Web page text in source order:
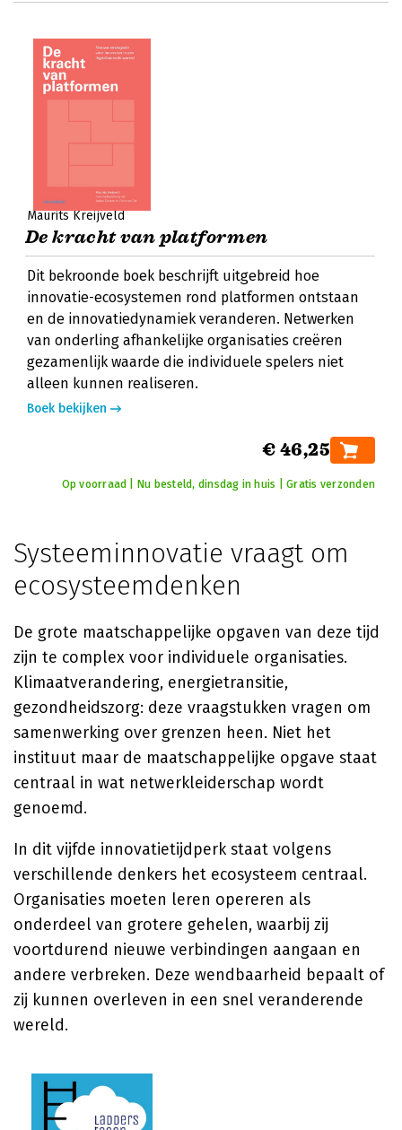
Maurits Kreijveld
De kracht van platformen
Dit bekroonde boek beschrijft uitgebreid hoe
innovatie-ecosystemen rond platformen ontstaan
en de innovatiedynamiek veranderen. Netwerken
van onderling afhankelijke organisaties creëren
gezamenlijk waarde die individuele spelers niet
alleen kunnen realiseren.
Boek bekijken
€ 46,25
Op voorraad | Nu besteld, dinsdag in huis | Gratis verzonden
Systeeminnovatie vraagt om
ecosysteemdenken
De grote maatschappelijke opgaven van deze tijd
zijn te complex voor individuele organisaties.
Klimaatverandering, energietransitie,
gezondheidszorg: deze vraagstukken vragen om
samenwerking over grenzen heen. Niet het
instituut maar de maatschappelijke opgave staat
centraal in wat netwerkleiderschap wordt
genoemd.
In dit vijfde innovatietijdperk staat volgens
verschillende denkers het ecosysteem centraal.
Organisaties moeten leren opereren als
onderdeel van grotere gehelen, waarbij zij
voortdurend nieuwe verbindingen aangaan en
andere verbreken. Deze wendbaarheid bepaalt of
zij kunnen overleven in een snel veranderende
wereld.